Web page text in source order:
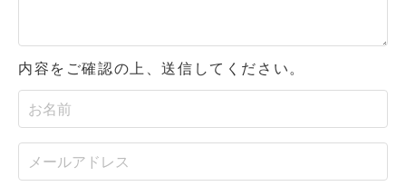
内容をご確認の上、送信してください。